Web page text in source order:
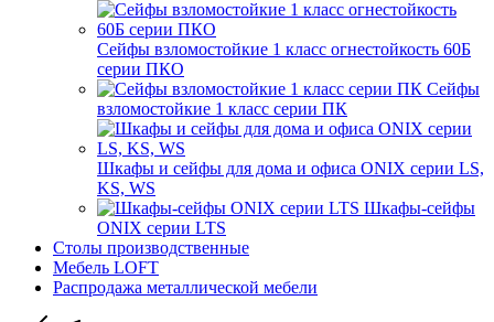
Сейфы взломостойкие 1 класс огнестойкость 60Б
серии ПКО
Сейфы
взломостойкие 1 класс серии ПК
Шкафы и сейфы для дома и офиса ONIX серии LS,
KS, WS
Шкафы-сейфы
ONIX серии LTS
Столы производственные
Мебель LOFT
Распродажа металлической мебели